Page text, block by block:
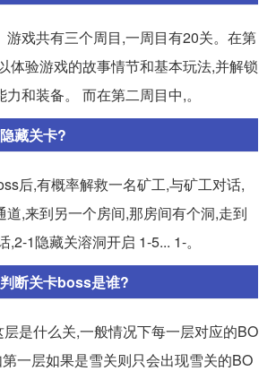
游戏共有三个周目,一周目有20关。在第
体验游戏的故事情节和基本玩法,并解锁
和装备。 而在第二周目中,。
藏关卡?
后,有概率解救一名矿工,与矿工对话,
道,来到另一个房间,那房间有个洞,走到
,2-1隐藏关溶洞开启 1-5... 1-。
断关卡boss是谁?
是什么关,一般情况下每一层对应的BO
一层如果是雪关则只会出现雪关的BO